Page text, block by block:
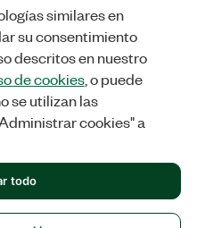
TwitterFacebook
LinkedIn
|Administrar cookies
LOS DERECHOS
similares en
su consentimiento
descritos en nuestro
de cookies, o puede
se utilizan las
cookies" a
todo